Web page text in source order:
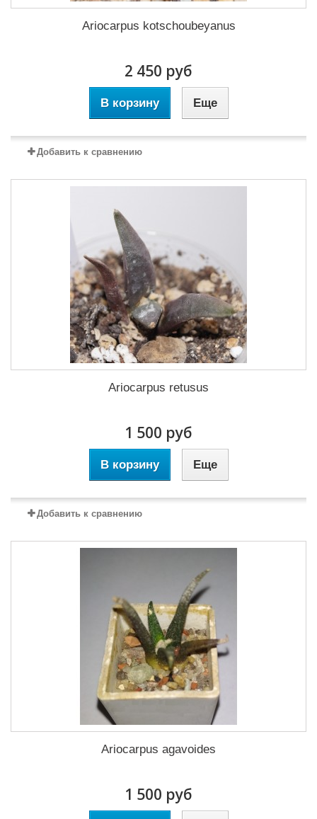
Ariocarpus kotschoubeyanus
2 450 руб
В корзину Еще
Добавить к сравнению
Ariocarpus retusus
1 500 руб
В корзину Еще
Добавить к сравнению
Ariocarpus agavoides
1 500 руб